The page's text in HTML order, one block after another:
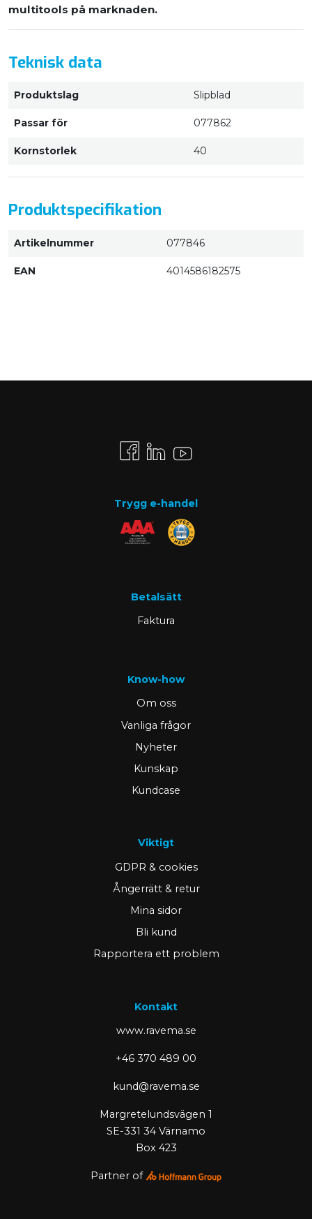
multitools på marknaden.
Teknisk data
Produktslag Slipblad
Passar för 077862
Kornstorlek 40
Produktspecifikation
Artikelnummer 077846
EAN 4014586182575
Trygg e-handel
Betalsätt
Faktura
Know-how
Om oss
Vanliga frågor
Nyheter
Kunskap
Kundcase
Viktigt
GDPR & cookies
Ångerrätt & retur
Mina sidor
Bli kund
Rapportera ett problem
Kontakt
www.ravema.se
+46 370 489 00
kund@ravema.se
Margretelundsvägen 1
SE-331 34 Värnamo
Box 423
Partner of